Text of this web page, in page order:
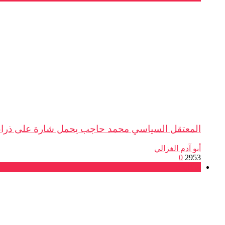
المعتقل السياسي محمد حاجب يحمل شارة على
أبو آدم الغزالي
2953
0